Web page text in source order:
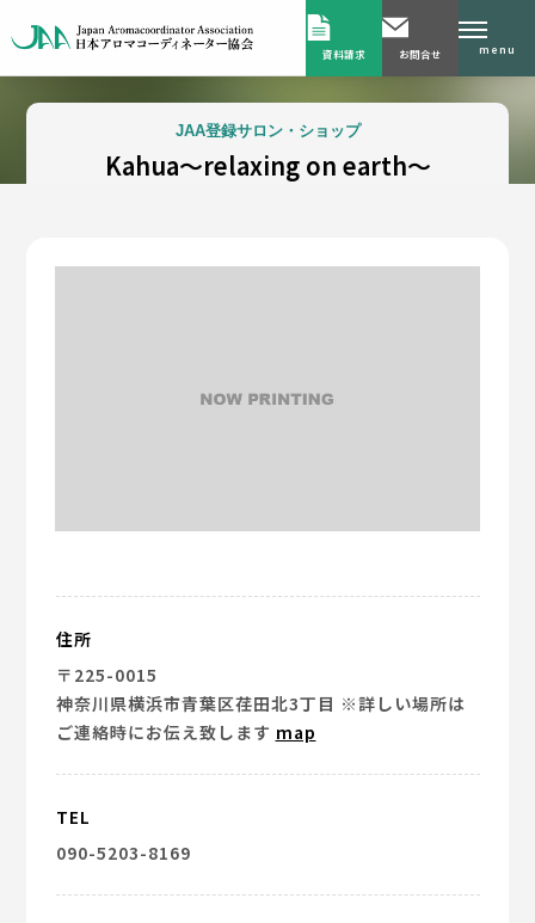
資料請求 お問合せ menu
JAA登録サロン・ショップ
Kahua～relaxing on earth～
住所
〒225-0015
神奈川県横浜市青葉区荏田北3丁目 ※詳しい場所は
ご連絡時にお伝え致します map
TEL
090-5203-8169